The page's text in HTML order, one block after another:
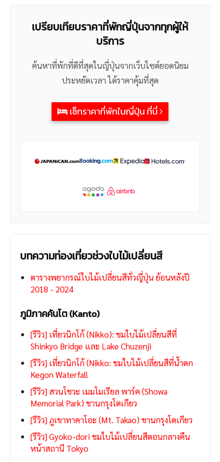
เปรียบเทียบราคาที่พักญี่ปุ่นจากทุกผู้ให้
บริการ
ค้นหาที่พักที่ดีที่สุดในญี่ปุ่นจากเว็บไซต์ยอดนิยม
ประหยัดเวลา ได้ราคาคุ้มที่สุด
เช็กราคาที่พักในญี่ปุ่น ที่นี่
บทความท่องเที่ยวช่วงใบไม้เปลี่ยนสี
ตารางพยากรณ์ใบไม้เปลี่ยนสีทั่วญี่ปุ่น ย้อนหลังปี
2018 - 2024
ภูมิภาคคันโต (Kanto)
[รีวิว] เที่ยวนิกโก้ (Nikko): ชมใบไม้เปลี่ยนสีที่
Shinkyo Bridge และ Lake Chuzenji
[รีวิว] เที่ยวนิกโก้ (Nikko: ชมใบไม้เปลี่ยนสีที่น้ำตก
Kegon Waterfall
[รีวิว] สวนโชวะ เมมโมเรียล พาร์ค (Showa
Memorial Park) ชานกรุงโตเกียว
[รีวิว] ภูเขาทาคาโอะ (Mt. Takao) ชานกรุงโตเกียว
[รีวิว] Gyoko-dori ชมใบไม้เปลี่ยนสีตอนกลางคืน
หน้าสถานี Tokyo